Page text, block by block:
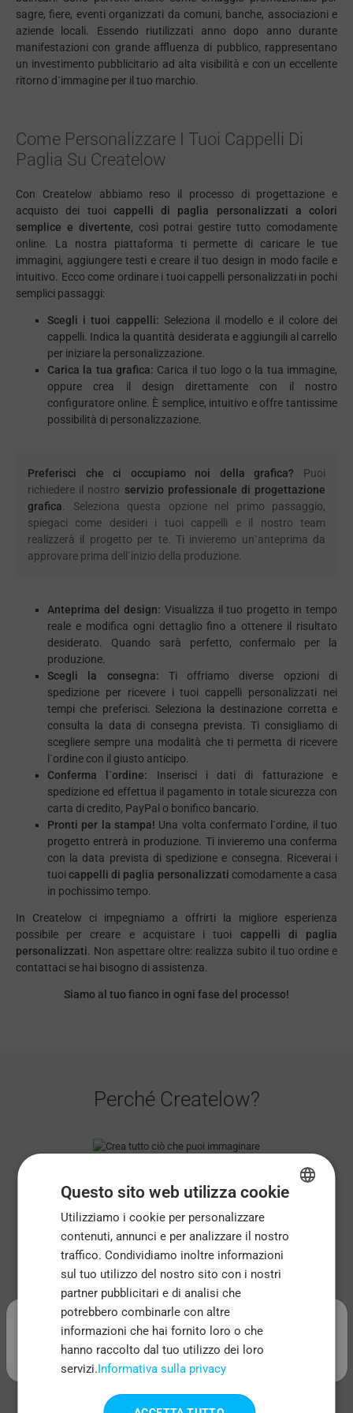
sagre, fiere, eventi organizzati da comuni, banche, associazioni e
aziende locali. Essendo riutilizzati anno dopo anno durante
manifestazioni con grande affluenza di pubblico, rappresentano
un investimento pubblicitario ad alta visibilità e con un eccellente
ritorno d`immagine per il tuo marchio.
Come Personalizzare I Tuoi Cappelli Di
Paglia Su Createlow
Con Createlow abbiamo reso il processo di progettazione e
acquisto dei tuoi cappelli di paglia personalizzati a colori
semplice e divertente, così potrai gestire tutto comodamente
online. La nostra piattaforma ti permette di caricare le tue
immagini, aggiungere testi e creare il tuo design in modo facile e
intuitivo. Ecco come ordinare i tuoi cappelli personalizzati in pochi
semplici passaggi:
Scegli i tuoi cappelli: Seleziona il modello e il colore dei
cappelli. Indica la quantità desiderata e aggiungili al carrello
per iniziare la personalizzazione.
Carica la tua grafica: Carica il tuo logo o la tua immagine,
oppure crea il design direttamente con il nostro
configuratore online. È semplice, intuitivo e offre tantissime
possibilità di personalizzazione.
Preferisci che ci occupiamo noi della grafica? Puoi
richiedere il nostro servizio professionale di progettazione
grafica . Seleziona questa opzione nel primo passaggio,
spiegaci come desideri i tuoi cappelli e il nostro team
realizzerà il progetto per te. Ti invieremo un`anteprima da
approvare prima dell`inizio della produzione.
Anteprima del design: Visualizza il tuo progetto in tempo
reale e modifica ogni dettaglio fino a ottenere il risultato
desiderato. Quando sarà perfetto, confermalo per la
produzione.
Scegli la consegna: Ti offriamo diverse opzioni di
spedizione per ricevere i tuoi cappelli personalizzati nei
tempi che preferisci. Seleziona la destinazione corretta e
consulta la data di consegna prevista. Ti consigliamo di
scegliere sempre una modalità che ti permetta di ricevere
l`ordine con il giusto anticipo.
Conferma l`ordine: Inserisci i dati di fatturazione e
spedizione ed effettua il pagamento in totale sicurezza con
carta di credito, PayPal o bonifico bancario.
Pronti per la stampa! Una volta confermato l`ordine, il tuo
progetto entrerà in produzione. Ti invieremo una conferma
con la data prevista di spedizione e consegna. Riceverai i
tuoicappelli di paglia personalizzati comodamente a casa
in pochissimo tempo.
In Createlow ci impegniamo a offrirti la migliore esperienza
possibile per creare e acquistare i tuoi cappelli di paglia
personalizzati. Non aspettare oltre: realizza subito il tuo ordine e
contattaci se hai bisogno di assistenza.
Siamo al tuo fianco in ogni fase del processo!
Perché Createlow?
Immaginare
Marketplace on-demand dove puoi creare
accessori, tazze o articoli per feste
Design Unici
Crea facilmente i tuoi design utilizzando
l'applicazione sul nostro sito web o utilizza il
.
ENGLISH
FRENCH
ITALIAN
Questo sito web utilizza cookie
Utilizziamo i cookie per personalizzare
contenuti, annunci e per analizzare il nostro
traffico. Condividiamo inoltre informazioni
sul tuo utilizzo del nostro sito con i nostri
partner pubblicitari e di analisi che
potrebbero combinarle con altre
informazioni che hai fornito loro o che
hanno raccolto dal tuo utilizzo dei loro
servizi.Informativa sulla privacy